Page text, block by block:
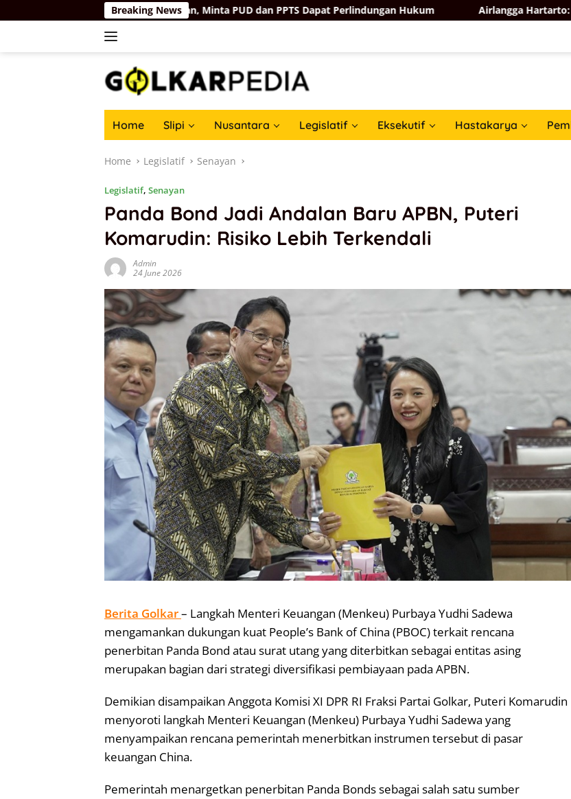
to
Breaking News
Harus Tepat Sasaran, Minta PUD dan PPTS Dapat Perlindungan Hukum Airlangga Hartarto: Penyerapan
Home Slipi Nusantara Legislatif Eksekutif Hastakarya
Home Legislatif Senayan
Legislatif, Senayan
Panda Bond Jadi Andalan Baru APBN, Puteri
Komarudin: Risiko Lebih Terkendali
Admin
24 June 2026
Berita Golkar– Langkah Menteri Keuangan (Menkeu) Purbaya Yudhi Sadewa
mengamankan dukungan kuat People’s Bank of China (PBOC) terkait rencana
penerbitan Panda Bond atau surat utang yang diterbitkan sebagai entitas asing
merupakan bagian dari strategi diversifikasi pembiayaan pada APBN.
Demikian disampaikan Anggota Komisi XI DPR RI Fraksi Partai Golkar, Puteri Komarudin
menyoroti langkah Menteri Keuangan (Menkeu) Purbaya Yudhi Sadewa yang
menyampaikan rencana pemerintah menerbitkan instrumen tersebut di pasar
keuangan China.
Pemerintah menargetkan penerbitan Panda Bonds sebagai salah satu sumber